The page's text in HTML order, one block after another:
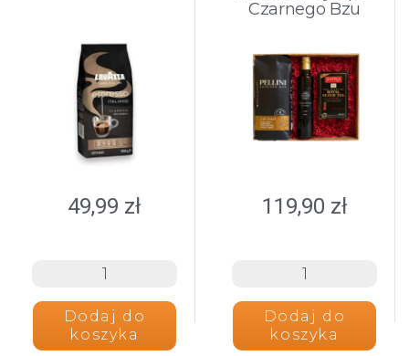
49,99 zł
Dodaj do
koszyka
Czarnego Bzu
119,90 zł
Dodaj do
koszyka